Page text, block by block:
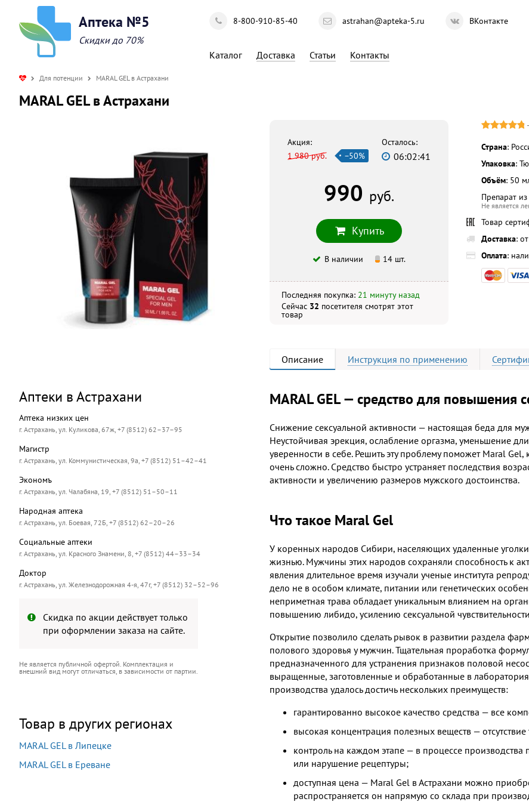
Аптека №5
Скидки до 70%
8-800-910-85-40 astrahan@apteka-5.ru ВКонтакте
Каталог Доставка Статьи Контакты
Для потенции MARAL GEL в Астрахани
MARAL GEL в Астрахани
Аптеки в Астрахани
Аптека низких цен
г. Астрахань, ул. Куликова, 67ж, +7 (8512) 62–37–95
Магистр
г. Астрахань, ул. Коммунистическая, 9а, +7 (8512) 51–42–41
Экономъ
г. Астрахань, ул. Чалабяна, 19, +7 (8512) 51–50–11
Народная аптека
г. Астрахань, ул. Боевая, 72Б, +7 (8512) 62–20–26
Социальные аптеки
г. Астрахань, ул. Красного Знамени, 8, +7 (8512) 44–33–34
Доктор
г. Астрахань, ул. Железнодорожная 4-я, 47г, +7 (8512) 32–52–96
Скидка по акции действует только
при оформлении заказа на сайте.
Не является публичной офертой. Комплектация и
внешний вид могут отличаться, в зависимости от партии.
Товар в других регионах
MARAL GEL в Липецке
MARAL GEL в Ереване
Акция:
1 980 руб.
−50%
Осталось:
06:02:40
990 руб.
Купить
В наличии 14 шт.
Последняя покупка: 21 минуту назад
Сейчас 32 посетителя смотрят этот
товар
Страна:
Упаковка:
Объём: 50
Препарат
Не является
Товар
Доставка:
Оплата:
Описание Инструкция по применению
MARAL GEL — средство для повышения
Снижение сексуальной активности — настоящая беда для
Неустойчивая эрекция, ослабление оргазма, уменьшение
уверенности в себе. Решить эту проблему поможет Maral
очень сложно. Средство быстро устраняет последствия
активности и увеличению размеров мужского достоинства.
Что такое Maral Gel
У коренных народов Сибири, населяющих удаленные
жизнью. Мужчины этих народов сохраняли способность к
явления длительное время изучали ученые института
дело не в особом климате, питании или генетических
неприметная трава обладает уникальным влиянием на
повышению либидо, усилению сексуальной
Открытие позволило сделать рывок в развитии раздела
полового здоровья у мужчин. Тщательная проработка
предназначенного для устранения признаков половой
выращенные, заготовленные и обработанные в
производства удалось достичь нескольких преимуществ:
гарантированно высокое качество средства — все
высокая концентрация полезных веществ —
контроль на каждом этапе — в процессе
или нарушение рецептуры;
доступная цена — Maral Gel в Астрахани можно
распространяется он напрямую со склада при